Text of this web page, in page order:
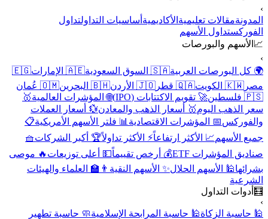
›
المدونةمقالات تعليمية الأكاديمية أساسيات التداولتداول
الفوركستداول الأسهم
📈 الأسهم والبورصات
›
🌍 كل البورصات العربية🇸🇦 السوق السعودية 🇦🇪 الإمارات
🇪🇬
مصر 🇰🇼 الكويت 🇶🇦 قطر 🇯🇴 الأردن 🇧🇭 البحرين
🇴🇲 عُمان
🇵🇸 فلسطين
🚀 تقويم الاكتتابات (IPO) 🌐 المؤشرات العالمية🥇
سعر الذهب اليوم🥇 أسعار الذهب والمعادن💱 أسعار العملات
والفوركس📅 المؤشرات الاقتصادية 📊 فلتر الأسهم الأمريكية📋
جميع الأسهم📈 الأكثر ارتفاعاً⚡ الأكثر تداولاً🏆 أكبر الشركات🧺
صناديق المؤشرات ETF
💰 أرخص تقييماً💵 أعلى توزيعات 🔥 موصى
بشرائها🕌 الأسهم الحلال✨ الأسهم النقية 👨‍🏫 العلماء والهيئات
الشرعية
🧮 أدوات التداول
›
🕌 حاسبة الزكاة🕌 حاسبة المرابحة الإسلامية🧼 حاسبة تطهير